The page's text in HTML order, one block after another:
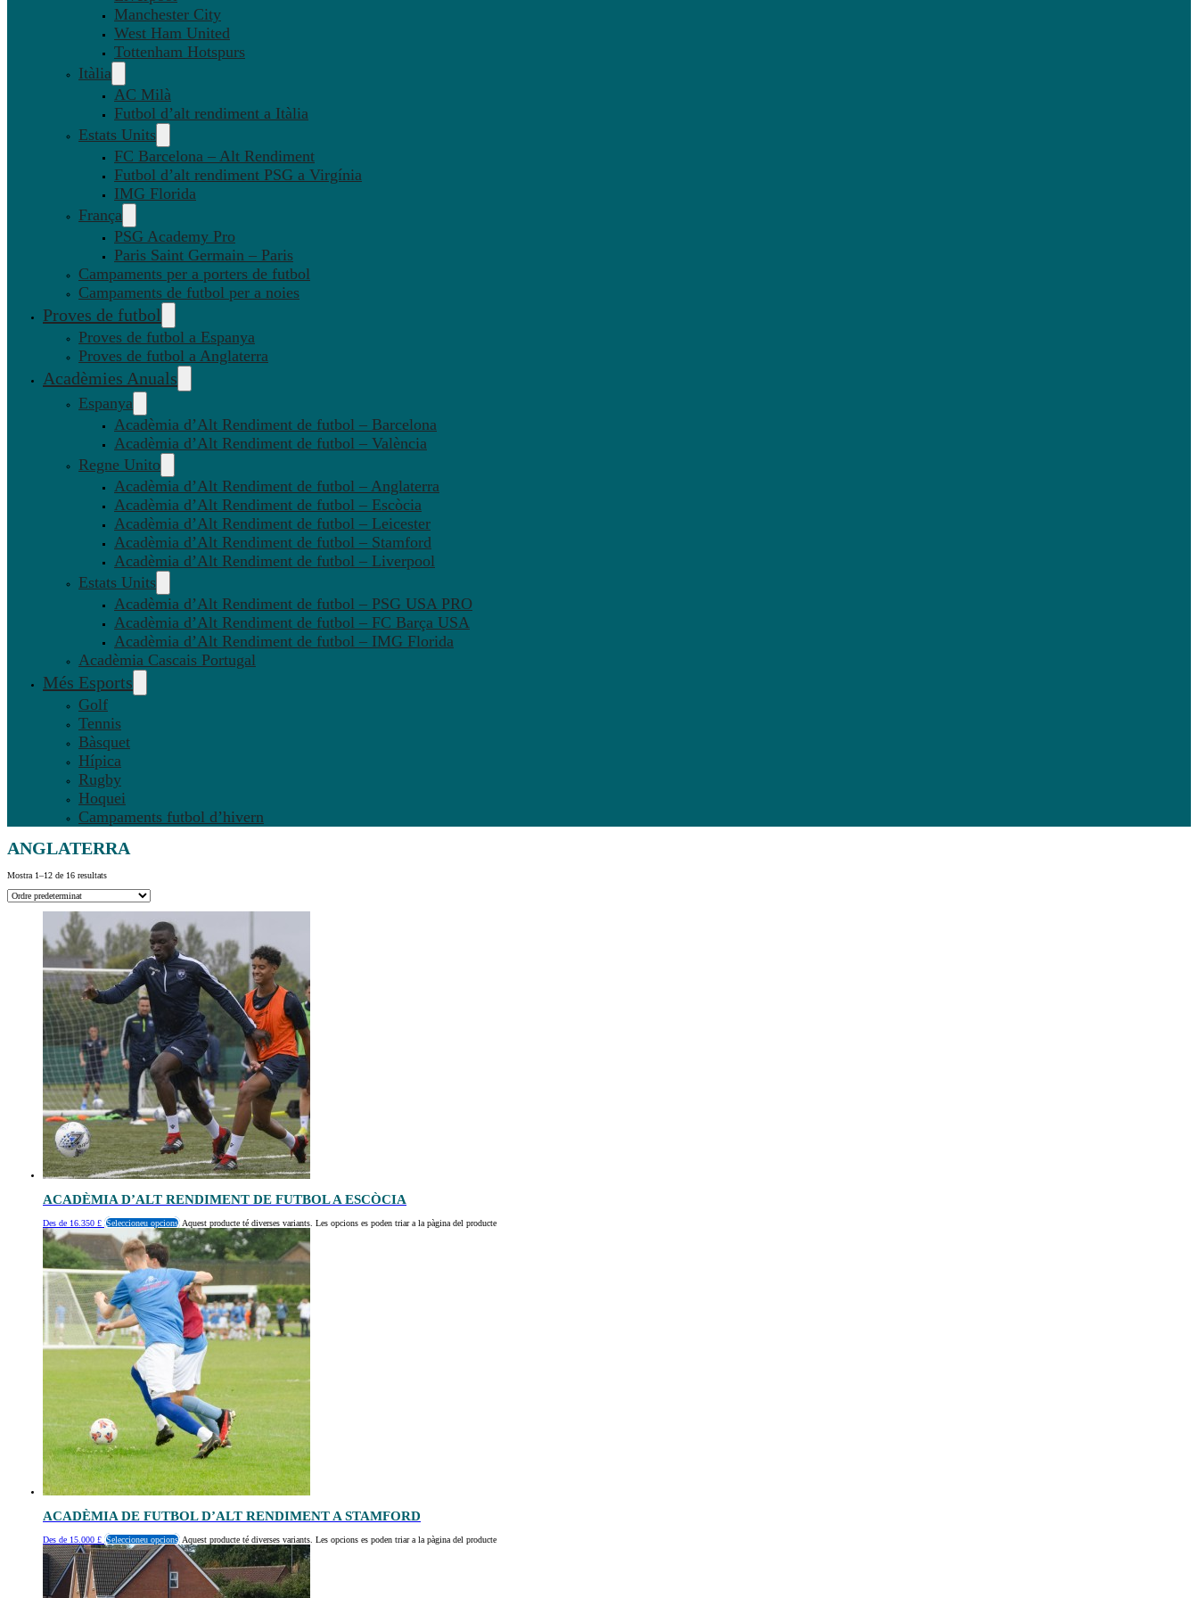
Manchester City
West Ham United
Tottenham Hotspurs
Itàlia
AC Milà
Futbol d’alt rendiment a Itàlia
Estats Units
FC Barcelona – Alt Rendiment
Futbol d’alt rendiment PSG a Virgínia
IMG Florida
França
PSG Academy Pro
Paris Saint Germain – Paris
Campaments per a porters de futbol
Campaments de futbol per a noies
Proves de futbol
Proves de futbol a Espanya
Proves de futbol a Anglaterra
Acadèmies Anuals
Espanya
Acadèmia d’Alt Rendiment de futbol – Barcelona
Acadèmia d’Alt Rendiment de futbol – València
Regne Unito
Acadèmia d’Alt Rendiment de futbol – Anglaterra
Acadèmia d’Alt Rendiment de futbol – Escòcia
Acadèmia d’Alt Rendiment de futbol – Leicester
Acadèmia d’Alt Rendiment de futbol – Stamford
Acadèmia d’Alt Rendiment de futbol – Liverpool
Estats Units
Acadèmia d’Alt Rendiment de futbol – PSG USA PRO
Acadèmia d’Alt Rendiment de futbol – FC Barça USA
Acadèmia d’Alt Rendiment de futbol – IMG Florida
Acadèmia Cascais Portugal
Més Esports
Golf
Tennis
Bàsquet
Hípica
Rugby
Hoquei
Campaments futbol d’hivern
ANGLATERRA
Mostra 1–12 de 16 resultats
ACADÈMIA D’ALT RENDIMENT DE FUTBOL A ESCÒCIA
Des de 16.350 £ Seleccioneu opcions Aquest producte té diverses variants. Les opcions es poden triar a la pàgina del producte
ACADÈMIA DE FUTBOL D’ALT RENDIMENT A STAMFORD
Des de 15.000 £ Seleccioneu opcions Aquest producte té diverses variants. Les opcions es poden triar a la pàgina del producte